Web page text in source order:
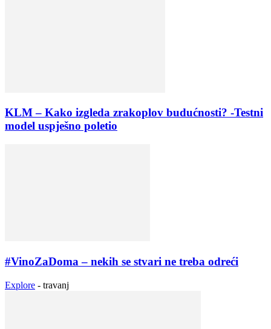
KLM – Kako izgleda zrakoplov budućnosti? -Testni
model uspješno poletio
#VinoZaDoma – nekih se stvari ne treba odreći
Explore - travanj